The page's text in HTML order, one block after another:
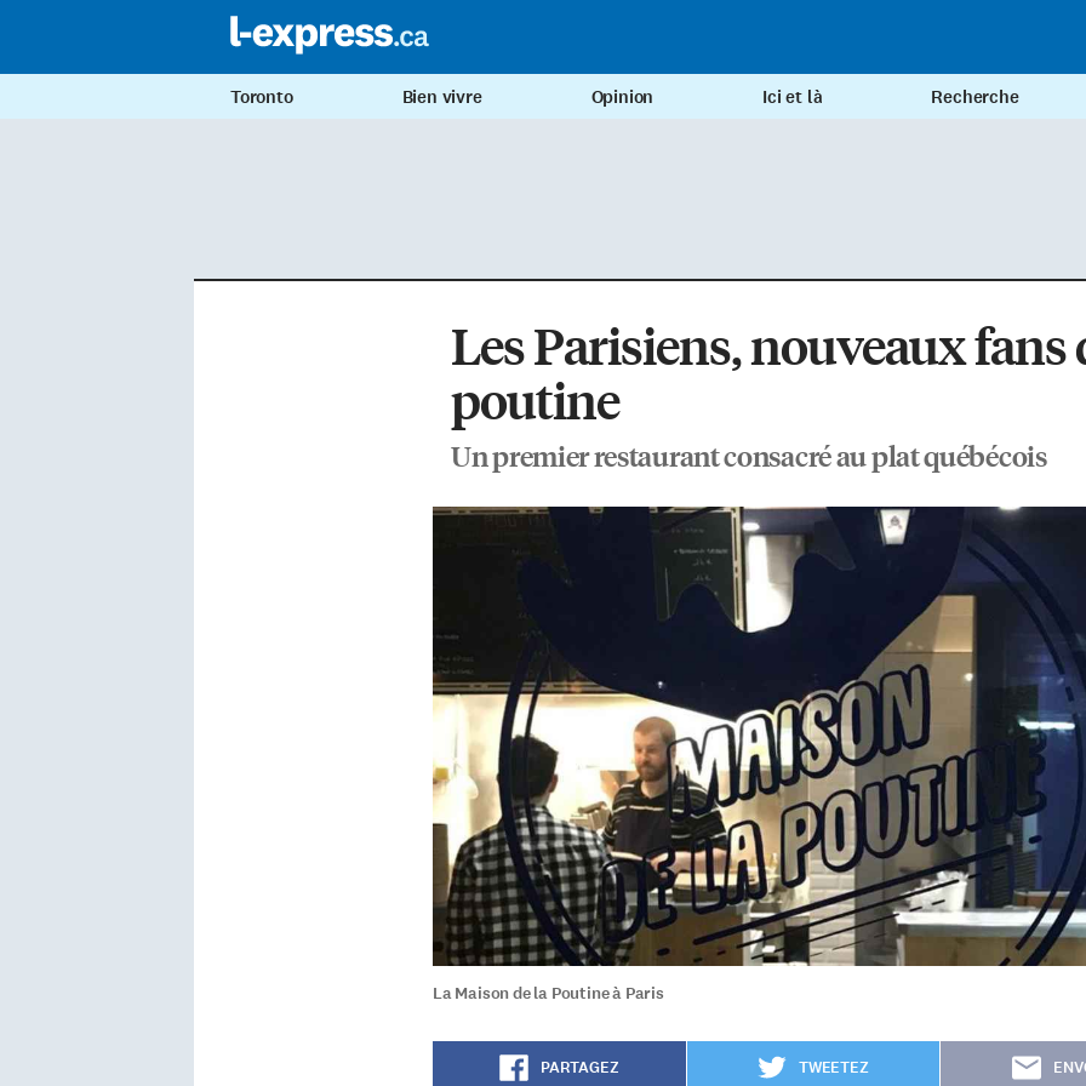
Toronto Bien vivre Opinion Ici et là Recherche
Les Parisiens, nouveaux fans
poutine
Un premier restaurant consacré au plat québécois
La Maison de la Poutine à Paris
PARTAGEZ TWEETEZ